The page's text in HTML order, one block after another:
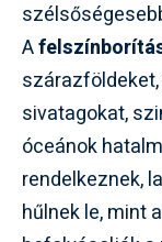
A
sivatagokat,
óceánok
rendelkeznek,
hűlnek le, mint